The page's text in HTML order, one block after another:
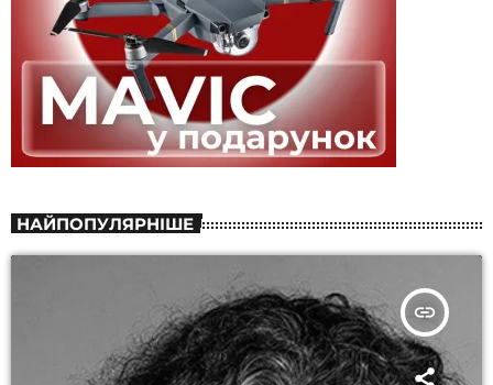
НАЙПОПУЛЯРНІШЕ
insert_link